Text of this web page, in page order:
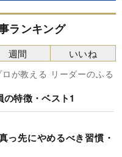
ランキング
が教える リーダーのふる
特徴・ベスト1
っ先にやめるべき習慣・
週間 いいね